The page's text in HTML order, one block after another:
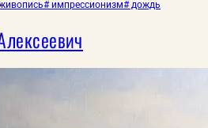
# импрессионизм# дождь